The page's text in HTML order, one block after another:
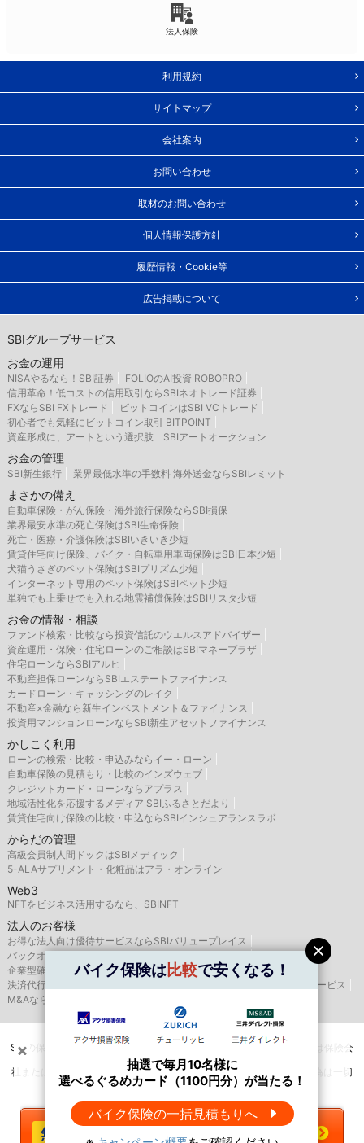
法人保険
利用規約
サイトマップ
会社案内
お問い合わせ
取材のお問い合わせ
個人情報保護方針
履歴情報・Cookie等
広告掲載について
SBIグループサービス
お金の運用
NISAやるなら！SBI証券
FOLIOのAI投資 ROBOPRO
信用革命！低コストの信用取引ならSBIネオトレード証券
FXならSBI FXトレード
ビットコインはSBI VCトレード
初心者でも気軽にビットコイン取引 BITPOINT
資産形成に、アートという選択肢 SBIアートオークション
お金の管理
SBI新生銀行 業界最低水準の手数料 海外送金ならSBIレミット
まさかの備え
自動車保険・がん保険・海外旅行保険ならSBI損保
業界最安水準の死亡保険はSBI生命保険
死亡・医療・介護保険はSBIいきいき少短
賃貸住宅向け保険、バイク・自転車用車両保険はSBI日本少短
犬猫うさぎのペット保険はSBIプリズム少短
インターネット専用のペット保険はSBIペット少短
単独でも上乗せでも入れる地震補償保険はSBIリスタ少短
お金の情報・相談
ファンド検索・比較なら投資信託のウエルスアドバイザー
資産運用・保険・住宅ローンのご相談はSBIマネープラザ
住宅ローンならSBIアルヒ
不動産担保ローンならSBIエステートファイナンス
カードローン・キャッシングのレイク
不動産×金融なら新生インベストメント＆ファイナンス
投資用マンションローンならSBI新生アセットファイナンス
かしこく利用
ローンの検索・比較・申込みならイー・ローン
自動車保険の見積もり・比較のインズウェブ
クレジットカード・ローンならアプラス
地域活性化を応援するメディア SBIふるさとだより
賃貸住宅向け保険の比較・申込ならSBIインシュアランスラボ
からだの管理
高級会員制人間ドックはSBIメディック
5-ALAサプリメント・化粧品はアラ・オンライン
Web3
NFTをビジネス活用するなら、SBINFT
法人のお客様
お得な法人向け優待サービスならSBIバリュープレイス
バックオフィス支援はSBIビジネス・ソリューションズ
企業型確定拠出年金のSBIベネフィット・システムズ
決済代行サービスはゼウス
航空機・船舶リースならSBIリーシングサービス
M&AならSBI辻・本郷M&A
SBIの保険比較インズウェブを運営するSBIホールディングス株式会社は保険会
社または保険代理店ではありませんので、保険の媒介・募集・販売行為は一切
選べるぐるめカード（1100円分）
が当たる！ （キャンペーン概要
今すぐ一括見積もりへ
バイク保険は 比較で安くなる！
抽選で毎月10名様に
選べるぐるめカード（1100円分）が当たる！
バイク保険の一括見積もりへ